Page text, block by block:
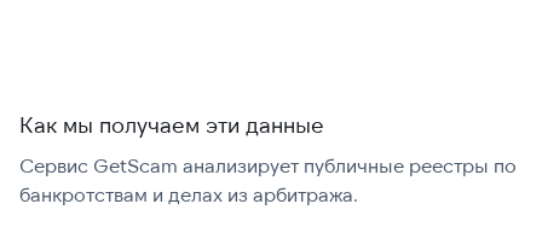
Как мы получаем эти данные
Сервис GetScam анализирует публичные реестры по
банкротствам и делах из арбитража.